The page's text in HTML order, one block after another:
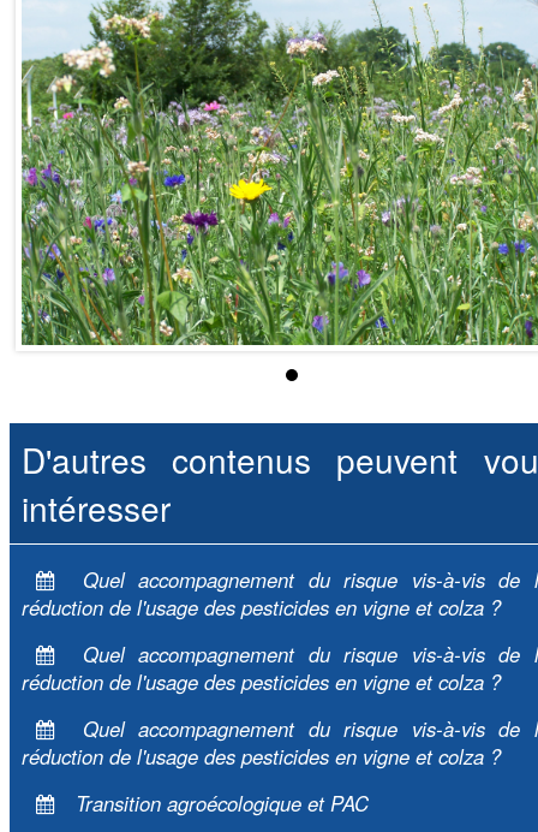
D'autres contenus peuvent
intéresser
Quel accompagnement du risque vis-à-vis de
réduction de l'usage des pesticides en vigne et colza ?
Quel accompagnement du risque vis-à-vis de
réduction de l'usage des pesticides en vigne et colza ?
Quel accompagnement du risque vis-à-vis de
réduction de l'usage des pesticides en vigne et colza ?
Transition agroécologique et PAC